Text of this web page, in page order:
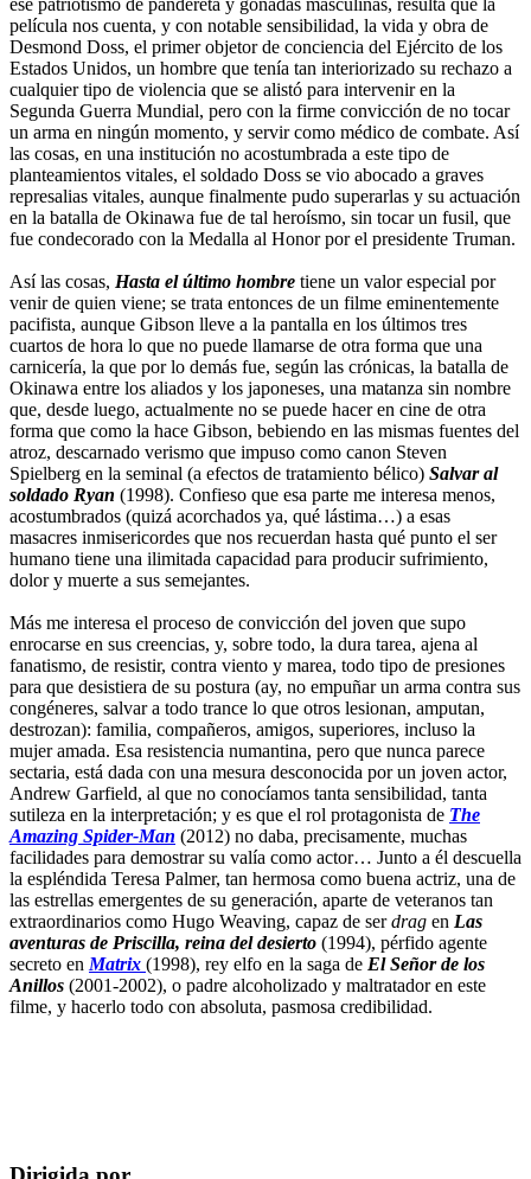
película nos cuenta, y con notable sensibilidad, la vida y obra de
Desmond Doss, el primer objetor de conciencia del Ejército de los
Estados Unidos, un hombre que tenía tan interiorizado su rechazo a
cualquier tipo de violencia que se alistó para intervenir en la
Segunda Guerra Mundial, pero con la firme convicción de no tocar
un arma en ningún momento, y servir como médico de combate. Así
las cosas, en una institución no acostumbrada a este tipo de
planteamientos vitales, el soldado Doss se vio abocado a graves
represalias vitales, aunque finalmente pudo superarlas y su actuación
en la batalla de Okinawa fue de tal heroísmo, sin tocar un fusil, que
fue condecorado con la Medalla al Honor por el presidente Truman.
Así las cosas, Hasta el último hombre tiene un valor especial por
venir de quien viene; se trata entonces de un filme eminentemente
pacifista, aunque Gibson lleve a la pantalla en los últimos tres
cuartos de hora lo que no puede llamarse de otra forma que una
carnicería, la que por lo demás fue, según las crónicas, la batalla de
Okinawa entre los aliados y los japoneses, una matanza sin nombre
que, desde luego, actualmente no se puede hacer en cine de otra
forma que como la hace Gibson, bebiendo en las mismas fuentes del
atroz, descarnado verismo que impuso como canon Steven
Spielberg en la seminal (a efectos de tratamiento bélico) Salvar al
soldado Ryan (1998). Confieso que esa parte me interesa menos,
acostumbrados (quizá acorchados ya, qué lástima…) a esas
masacres inmisericordes que nos recuerdan hasta qué punto el ser
humano tiene una ilimitada capacidad para producir sufrimiento,
dolor y muerte a sus semejantes.
Más me interesa el proceso de convicción del joven que supo
enrocarse en sus creencias, y, sobre todo, la dura tarea, ajena al
fanatismo, de resistir, contra viento y marea, todo tipo de presiones
para que desistiera de su postura (ay, no empuñar un arma contra sus
congéneres, salvar a todo trance lo que otros lesionan, amputan,
destrozan): familia, compañeros, amigos, superiores, incluso la
mujer amada. Esa resistencia numantina, pero que nunca parece
sectaria, está dada con una mesura desconocida por un joven actor,
Andrew Garfield, al que no conocíamos tanta sensibilidad, tanta
sutileza en la interpretación; y es que el rol protagonista de The
Amazing Spider-Man (2012) no daba, precisamente, muchas
facilidades para demostrar su valía como actor… Junto a él descuella
la espléndida Teresa Palmer, tan hermosa como buena actriz, una de
las estrellas emergentes de su generación, aparte de veteranos tan
extraordinarios como Hugo Weaving, capaz de serdrag en Las
aventuras de Priscilla, reina del desierto (1994), pérfido agente
secreto en Matrix (1998), rey elfo en la saga de El Señor de los
Anillos (2001-2002), o padre alcoholizado y maltratador en este
filme, y hacerlo todo con absoluta, pasmosa credibilidad.